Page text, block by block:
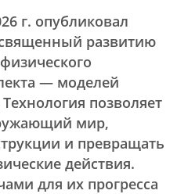
г. опубликовал
развитию
— моделей
позволяет
мир,
и превращать
действия.
для их прогресса